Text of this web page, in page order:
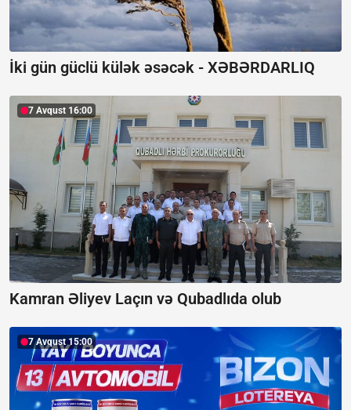
İki gün güclü külək əsəcək - XƏBƏRDARLIQ
7 Avqust 16:00
Kamran Əliyev Laçın və Qubadlıda olub
7 Avqust 15:00